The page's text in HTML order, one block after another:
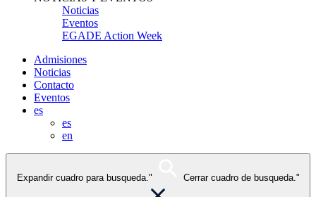
Noticias
Eventos
EGADE Action Week
Admisiones
Noticias
Contacto
Eventos
es
es
en
Expandir cuadro para busqueda." Cerrar cuadro de busqueda."